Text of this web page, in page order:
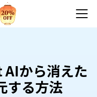
から消えた
する方法